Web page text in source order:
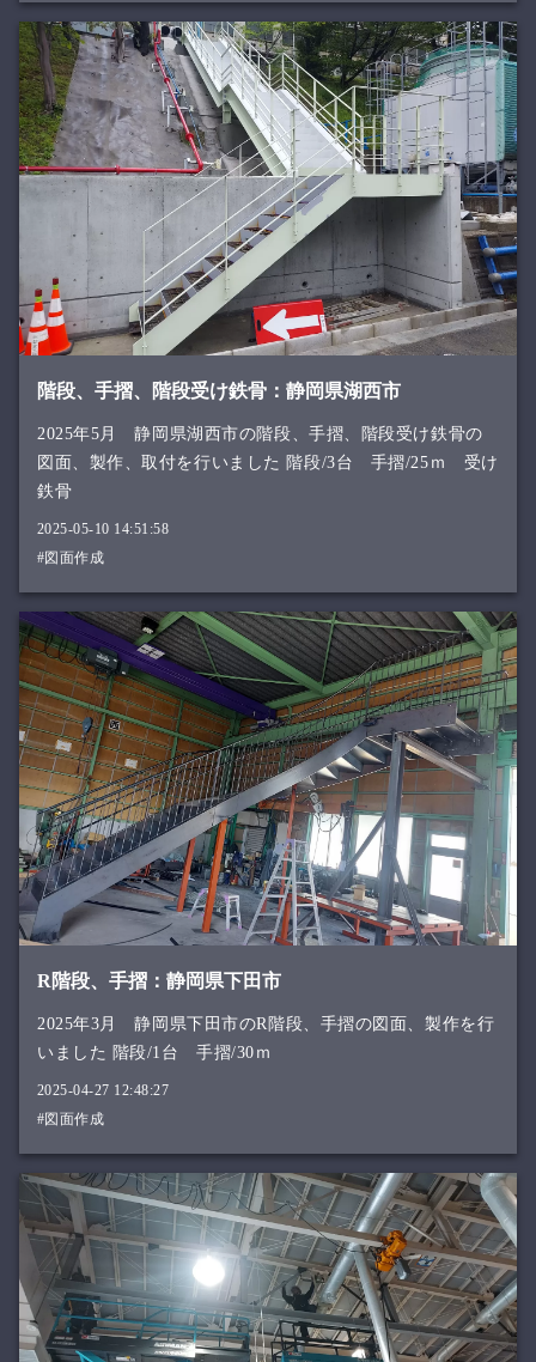
階段、手摺、階段受け鉄骨：静岡県湖西市
2025年5月 静岡県湖西市の階段、手摺、階段受け鉄骨の
図面、製作、取付を行いました 階段/3台 手摺/25ｍ 受け
鉄骨
2025-05-10 14:51:58
#図面作成
R階段、手摺：静岡県下田市
2025年3月 静岡県下田市のR階段、手摺の図面、製作を行
いました 階段/1台 手摺/30ｍ
2025-04-27 12:48:27
#図面作成